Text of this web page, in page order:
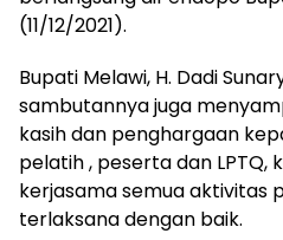
(11/12/2021).
Bupati Melawi, H. Dadi
sambutannya juga
kasih dan penghargaan
pelatih , peserta dan LPTQ,
kerjasama semua aktivitas
terlaksana dengan baik.